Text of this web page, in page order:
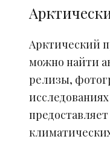
Арктический
можно найти
релизы,